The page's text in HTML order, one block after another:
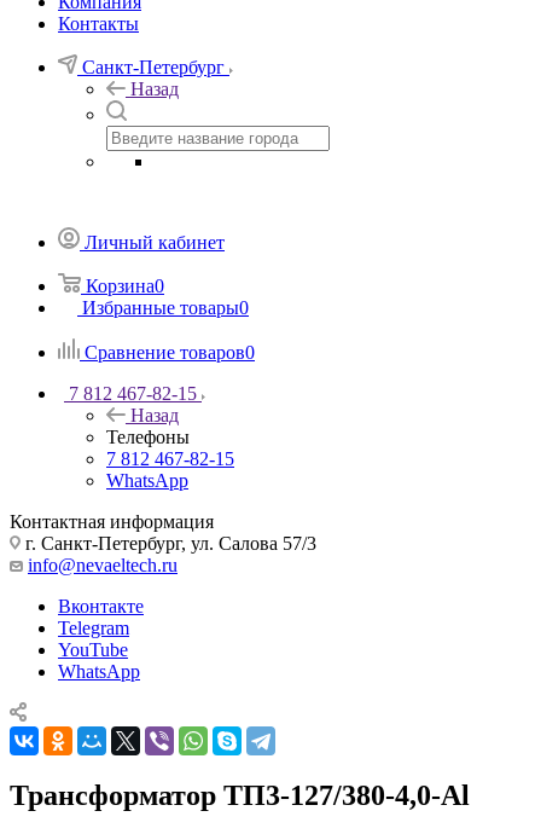
Контакты
Санкт-Петербург
Назад
Личный кабинет
Корзина0
Избранные товары0
Сравнение товаров0
7 812 467-82-15
Назад
Телефоны
7 812 467-82-15
WhatsApp
Контактная информация
г. Санкт-Петербург, ул. Салова 57/3
info@nevaeltech.ru
Вконтакте
Telegram
YouTube
WhatsApp
Трансформатор ТП3-127/380-4,0-Al